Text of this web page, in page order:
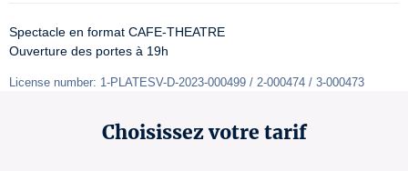
Spectacle en format CAFE-THEATRE
Ouverture des portes à 19h
License number: 1-PLATESV-D-2023-000499 / 2-000474 / 3-000473
Choisissez votre tarif